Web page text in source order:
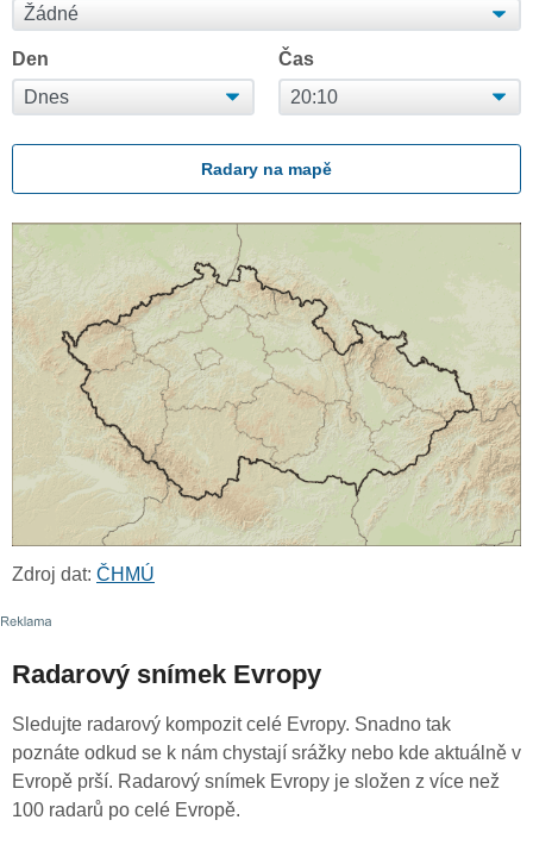
Den Čas
Radary na mapě
Zdroj dat: ČHMÚ
Radarový snímek Evropy
Sledujte radarový kompozit celé Evropy. Snadno tak
poznáte odkud se k nám chystají srážky nebo kde aktuálně v
Evropě prší. Radarový snímek Evropy je složen z více než
100 radarů po celé Evropě.